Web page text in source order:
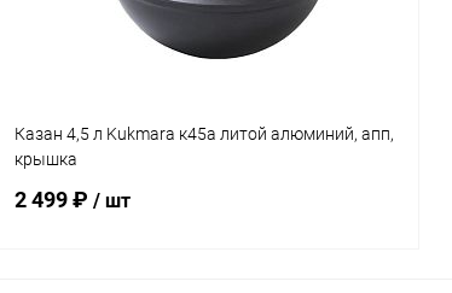
Казан 4,5 л Kukmara к45а литой алюминий, апп,
крышка
2 499 ₽ / шт